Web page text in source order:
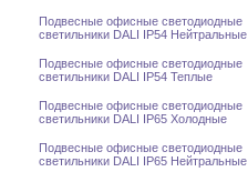
Подвесные офисные светодиодные
светильники DALI IP54 Нейтральные
Подвесные офисные светодиодные
светильники DALI IP54 Теплые
Подвесные офисные светодиодные
светильники DALI IP65 Холодные
Подвесные офисные светодиодные
светильники DALI IP65 Нейтральные